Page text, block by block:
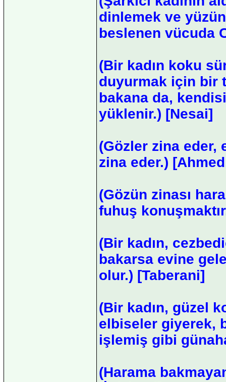
dinlemek ve
beslenen vücuda
(Bir kadın koku
duyurmak için bir
bakana da,
yüklenir.) [Nesai]
(Gözler zina eder,
zina eder.)
(Gözün zinası
fuhuş
(Bir kadın,
bakarsa evine
olur.) [Taberani]
(Bir kadın, güzel
elbiseler giyerek,
işlemiş gibi
(Harama